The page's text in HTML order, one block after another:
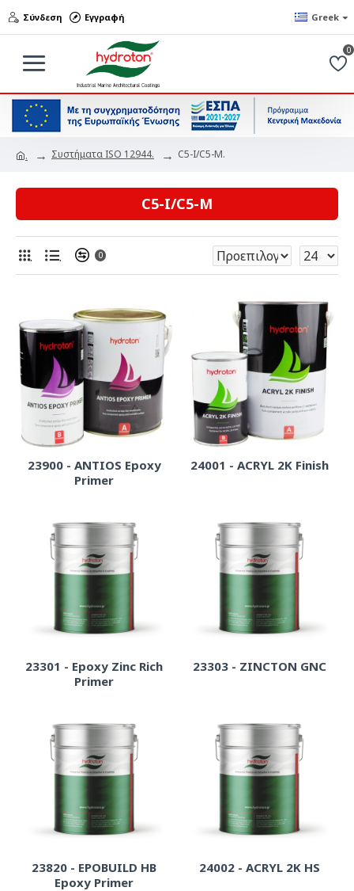
Σύνδεση Εγγραφή Greek
0
. Συστήματα ISO 12944. C5-I/C5-M.
C5-I/C5-M
. . 0
23900 - ANTIOS Epoxy
Primer
24001 - ACRYL 2K Finish
23301 - Epoxy Zinc Rich
Primer
23303 - ZINCTON GNC
23820 - EPOBUILD HB
Epoxy Primer
24002 - ACRYL 2K HS